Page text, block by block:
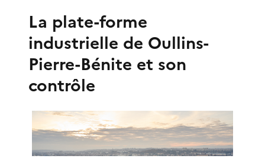
La plate-forme
industrielle de Oullins-
Pierre-Bénite et son
contrôle